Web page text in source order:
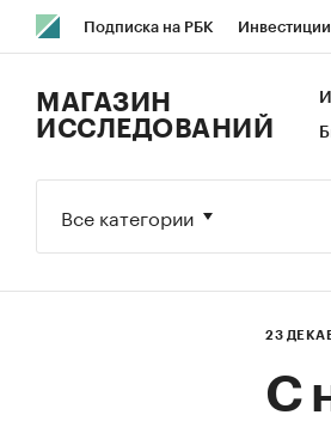
Подписка на РБК Инвестиции
Исследования Кредитные
МАГАЗИН
ИССЛЕДОВАНИЙ
Все категории
23
С